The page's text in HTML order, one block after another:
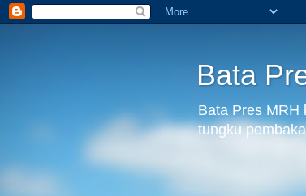
Bata
Bata Pres MRH
tungku